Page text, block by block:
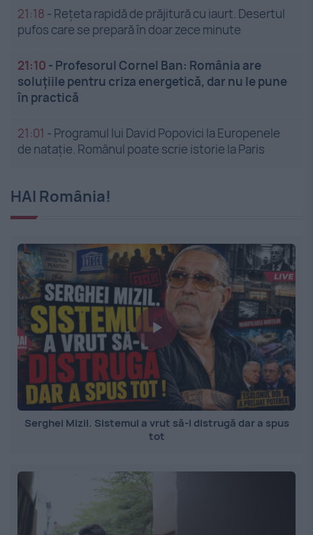
21:18 - Rețeta rapidă de prăjitură cu iaurt. Desertul
pufos care se prepară în doar zece minute
21:10 - Profesorul Cornel Ban: România are
soluțiile pentru criza energetică, dar nu le pune
în practică
21:01 - Programul lui David Popovici la Europenele
de natație. Românul poate scrie istorie la Paris
HAI România!
Serghei Mizil. Sistemul a vrut să-l distrugă dar a spus
tot